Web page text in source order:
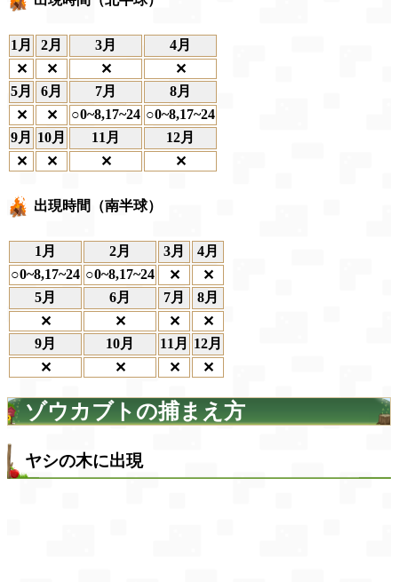
1月 2月 3月
4月
✕
✕ ✕
✕
5月
6月 7月
8月
✕
✕ ○0~8,17~24 ○0~8,17~24
9月
10月 11月
12月
✕
✕ ✕ ✕
出現時間（南半球）
1月 2月 3月
4月
○0~8,17~24 ○0~8,17~24 ✕
✕
5月
6月 7月
8月
✕
✕ ✕
✕
9月
10月 11月
12月
✕
✕ ✕ ✕
ゾウカブトの捕まえ方
ヤシの木に出現